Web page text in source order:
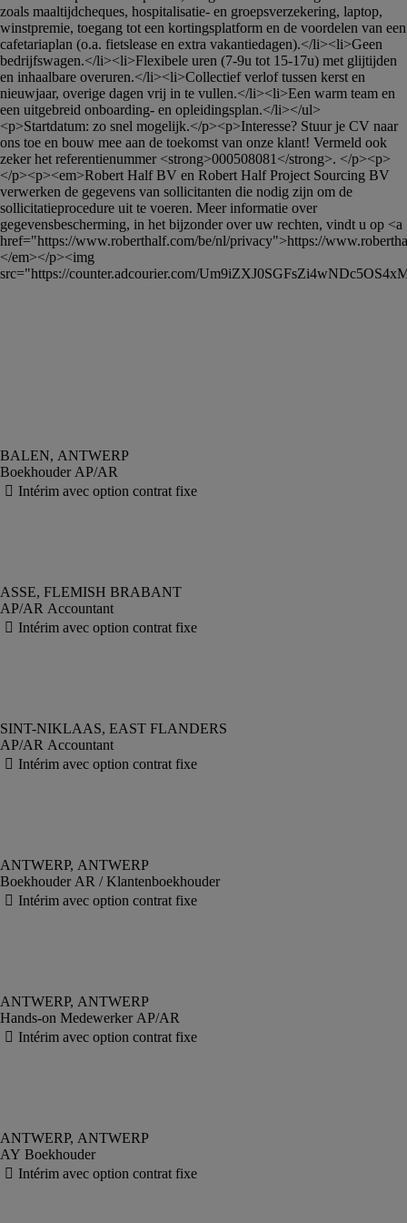
zoals maaltijdcheques, hospitalisatie- en groepsverzekering, laptop,
winstpremie, toegang tot een kortingsplatform en de voordelen van een
cafetariaplan (o.a. fietslease en extra vakantiedagen).</li><li>Geen
bedrijfswagen.</li><li>Flexibele uren (7-9u tot 15-17u) met glijtijden
en inhaalbare overuren.</li><li>Collectief verlof tussen kerst en
nieuwjaar, overige dagen vrij in te vullen.</li><li>Een warm team en
een uitgebreid onboarding- en opleidingsplan.</li></ul>
<p>Startdatum: zo snel mogelijk.</p><p>Interesse? Stuur je CV naar
ons toe en bouw mee aan de toekomst van onze klant! Vermeld ook
zeker het referentienummer <strong>000508081</strong>. </p><p>
</p><p><em>Robert Half BV en Robert Half Project Sourcing BV
verwerken de gegevens van sollicitanten die nodig zijn om de
sollicitatieprocedure uit te voeren. Meer informatie over
gegevensbescherming, in het bijzonder over uw rechten, vindt u op <a
href="https://www.roberthalf.com/be/nl/privacy">https://
</em></p><img
src="https://counter.adcourier.com/
Boekhouder AP/AR
AP/AR Accountant
AP/AR Accountant
Boekhouder AR / Klantenboekhouder
Hands-on Medewerker AP/AR
AY Boekhouder